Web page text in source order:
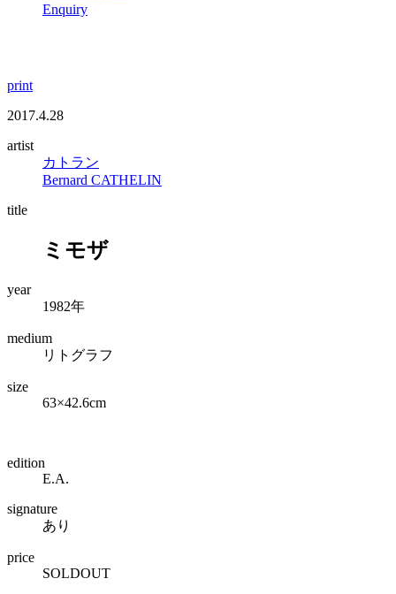
Enquiry
print
2017.4.28
artist
カトラン
Bernard CATHELIN
title
ミモザ
year
1982年
medium
リトグラフ
size
63×42.6cm
edition
E.A.
signature
あり
price
SOLDOUT